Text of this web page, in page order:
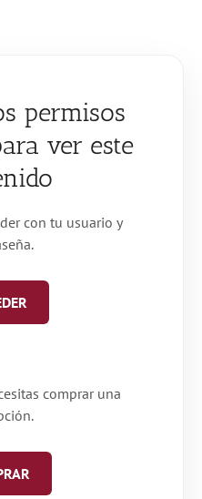
permisos
ver este
con tu usuario y
comprar una